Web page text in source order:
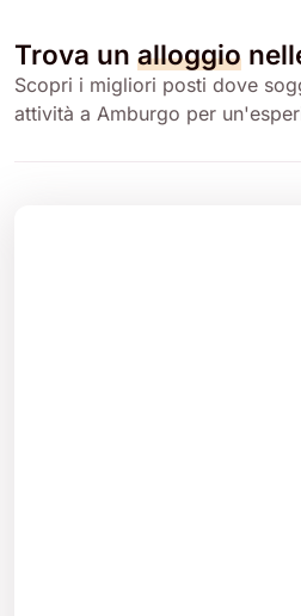
Trova un alloggio
Scopri i migliori posti dove
attività a Amburgo per